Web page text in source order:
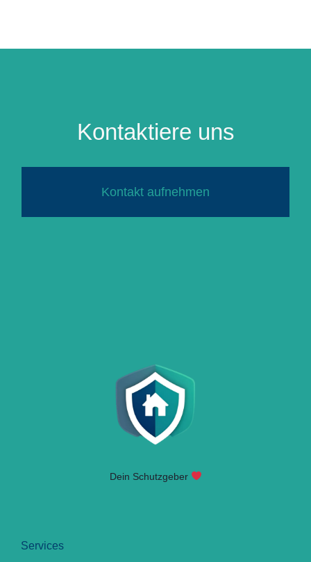
Kontaktiere uns
Kontakt aufnehmen
Dein Schutzgeber
Services